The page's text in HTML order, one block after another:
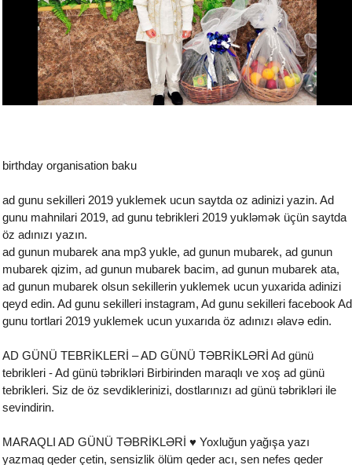
birthday organisation baku
ad gunu sekilleri 2019 yuklemek ucun saytda oz adinizi yazin. Ad
gunu mahnilari 2019, ad gunu tebrikleri 2019 yukləmək üçün saytda
öz adınızı yazın.
ad gunun mubarek ana mp3 yukle, ad gunun mubarek, ad gunun
mubarek qizim, ad gunun mubarek bacim, ad gunun mubarek ata,
ad gunun mubarek olsun sekillerin yuklemek ucun yuxarida adinizi
qeyd edin. Ad gunu sekilleri instagram, Ad gunu sekilleri facebook Ad
gunu tortlari 2019 yuklemek ucun yuxarıda öz adınızı əlavə edin.
AD GÜNÜ TEBRİKLERİ – AD GÜNÜ TƏBRİKLƏRİ Ad günü
tebrikleri - Ad günü təbrikləri Birbirinden maraqlı ve xoş ad günü
tebrikleri. Siz de öz sevdiklerinizi, dostlarınızı ad günü təbrikləri ile
sevindirin.
MARAQLI AD GÜNÜ TƏBRİKLƏRİ ♥ Yoxluğun yağışa yazı
yazmaq qeder çetin, sensizlik ölüm qeder acı, sen nefes qeder